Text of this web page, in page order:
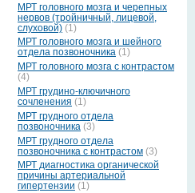
МРТ головного мозга и черепных
нервов (тройничный, лицевой,
слуховой) (1)
МРТ головного мозга и шейного
отдела позвоночника (1)
МРТ головного мозга с контрастом
(4)
МРТ грудино-ключичного
сочленения (1)
МРТ грудного отдела
позвоночника (3)
МРТ грудного отдела
позвоночника с контрастом (3)
МРТ диагностика органической
причины артериальной
гипертензии (1)